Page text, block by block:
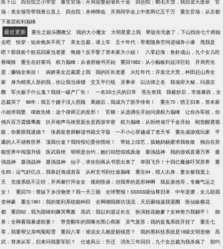
医下山
四合院之小学堂 重生官场：开局迎娶副省长千金 四合院：鹅毛大雪，我自逆天改命
官
场：美女领导带我青云直上
四合院：杀神降临 开局同学会上中奖两亿五千万
重生官场：从京都
下基层权利巅峰
最近更新 重生之娱乐圈教父 我的大小魔女 大明星爱上我
孽徒你无敌了，下山找你七个师姐
去吧
快穿：短命炮灰不死了 美女总裁，请上车 五十年代：带着随身空间进城奔小康
甩我是
吧？那就捡个校花回家当老婆
悔婚？反手娶了资本家大小姐！
八零赶海：鱼虾成山，九个女儿吃
香喝辣
重生在好莱坞 权力巅峰：从省府秘书开始 重回1982：从小舢板到远洋巨轮
开局穷光
蛋，赚钱全靠挂！
病娇美女总裁爱上我 我的区长老婆
火红年代：开发北大荒，种田赶山养全
家
身为精英人形的我，你让我当保镖 交叉平行线 灵事录 以法律之名
我省府大秘，问鼎京
圈
军火贩子什么鬼？我就一破产厂长！ 一名SS士兵的日常 苍生有我
我被炒后，市值暴跌，女
总裁哭了
86年：我五个嫂子没人照顾 离婚后，我成为了医学传奇！
重生70：猎王归来，资本家
小姐求我娶
律政先锋：这个律师正的发邪！ 官梯：从选调生开始问鼎权力巅峰
让你办军校，你
佣兵百万震慑鹰酱
扒开相声马褂里面全是西游辛密 权力巅峰：从拒绝省厅千金开始
刚觉醒透视
眼，你要跟我退婚？
张易发老师解读书籍文字版 一不小心穿越成了老天爷 重生成游戏玩家
平
庸的人不拯救世界
顶我仕途？我转投纪委你慌啥！ 带娃上综艺，孩她妈杨蜜求我收敛
独自在异
能世界中闯荡升级
医武双绝 明明是合约，她们却想假戏真做 最强战神 我的游戏直通万界
最
强战神
最强战神 最强战神 仙子，求你别再从书里出来了 举国飞升！十四亿魔修吓哭异界
重
生85：运气好亿点，我靠赶海成首富
从村支书到仕途巅峰
重生64，猎人出身，妻女被我宠上
天
充值系统不正经，开局暴打拜金女 规则怪谈：但我养的是邪神啊
我反派他哥，专薅气运之
女！
重回70：替妹下乡没物资？我一天三顿 全球警报！SSSSS级仙尊归来
中年逆袭，女儿助我
变神豪
重生1961：我的签到系统能种田 全网嘲我模仿顶流，天后砸钱逼我退圈
医仙纵横花
都
重回62，我为国铸剑薅哭鹰酱 高武：我以剑道证长生 扮演校花她爹？女神努力我躺平！
御
兽：全网看我暴虐前妻！
带货翻车的我曝光黑心商家 灵气复苏：我的捉鬼系统开挂了
重生七
零，我要帮父亲鸣冤昭雪
重回八零：谁说女儿都是赔钱货？ 我的黑科技系统是18级文明造物
高
武：替弟从军，归来问我要军职？
仕途风云：升迁 消失三年回归，九个女总裁为我杀疯了
契约